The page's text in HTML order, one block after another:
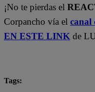
¡No te pierdas el
Corpancho vía el canal
EN ESTE LINK de
Tags: